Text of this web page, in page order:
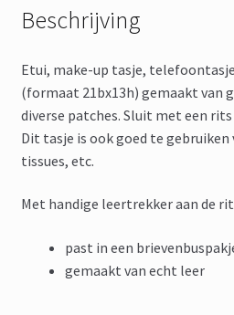
Beschrijving
Etui, make-up tasje,
(formaat 21bx13h) gemaakt van
diverse patches. Sluit met een
Dit tasje is ook goed te gebruiken
tissues, etc.
Met handige leertrekker aan de
past in een
gemaakt van echt leer